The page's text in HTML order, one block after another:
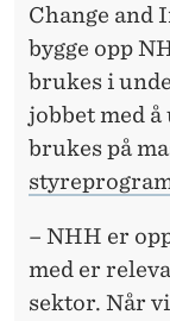
Change and
bygge opp
brukes i
jobbet med
brukes på
– NHH er
med er
sektor. Når